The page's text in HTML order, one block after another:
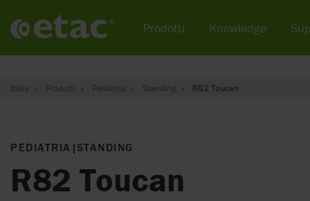
Italia Prodotti Pediatria Standing R82 Toucan
PEDIATRIA |STANDING
R82 Toucan
Prodotti Knowledge